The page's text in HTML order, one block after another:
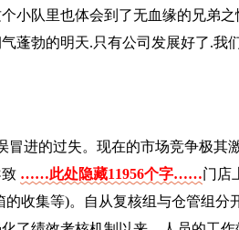
小队里也体会到了无血缘的兄弟之
蓬勃的明天.只有公司发展好了.我
进的过失。现在的市场竞争极其
……此处隐藏11956个字……门店
收集等)。自从复核组与仓管组分